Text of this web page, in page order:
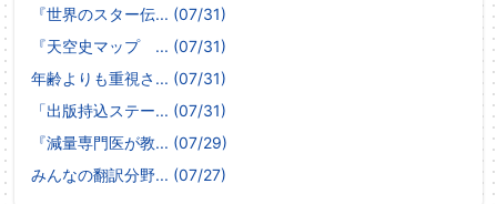
『世界のスター伝... (07/31)
『天空史マップ ... (07/31)
年齢よりも重視さ... (07/31)
「出版持込ステー... (07/31)
『減量専門医が教... (07/29)
みんなの翻訳分野... (07/27)